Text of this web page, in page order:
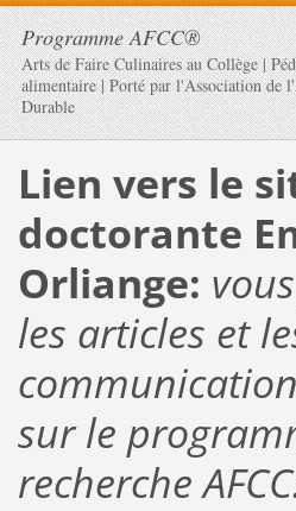
Programme AFCC®
Arts de Faire Culinaires au Collège |
alimentaire | Porté par l'Association de
Durable
Lien vers le
doctorante
Orliange:
les articles et
sur le
recherche